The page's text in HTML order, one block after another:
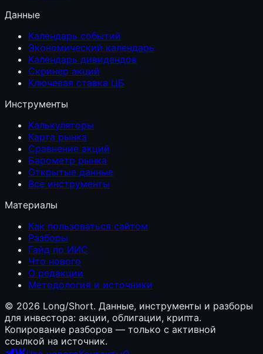
Данные
Календарь событий
Экономический календарь
Календарь дивидендов
Скринер акций
Ключевая ставка ЦБ
Инструменты
Калькуляторы
Карта рынка
Сравнение акций
Барометр рынка
Открытые данные
Все инструменты
Материалы
Как пользоваться сайтом
Разборы
Гайд по ИИС
Что нового
О редакции
Методология и источники
© 2026 Long/Short. Данные, инструменты и разборы
для инвестора: акции, облигации, крипта.
Копирование разборов — только с активной
ссылкой на источник.